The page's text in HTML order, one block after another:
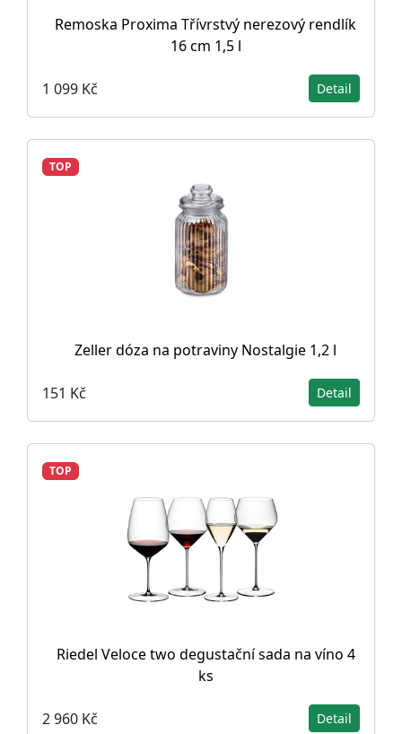
Remoska Proxima Třívrstvý nerezový rendlík
16 cm 1,5 l
1 099 Kč Detail
TOP
Zeller dóza na potraviny Nostalgie 1,2 l
151 Kč Detail
TOP
Riedel Veloce two degustační sada na víno 4
ks
2 960 Kč Detail